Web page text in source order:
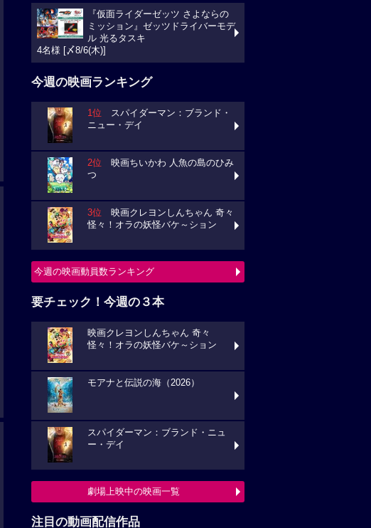
『仮面ライダーゼッツ さよならの
ミッション』ゼッツドライバーモデ
ル 光るタスキ
4名様 [〆8/6(木)]
今週の映画ランキング
1位 スパイダーマン：ブランド・
ニュー・デイ
2位 映画ちいかわ 人魚の島のひみ
つ
3位 映画クレヨンしんちゃん 奇々
怪々！オラの妖怪バケ～ション
今週の映画動員数ランキング
要チェック！今週の３本
映画クレヨンしんちゃん 奇々
怪々！オラの妖怪バケ～ション
モアナと伝説の海（2026）
スパイダーマン：ブランド・ニュ
ー・デイ
劇場上映中の映画一覧
注目の動画配信作品